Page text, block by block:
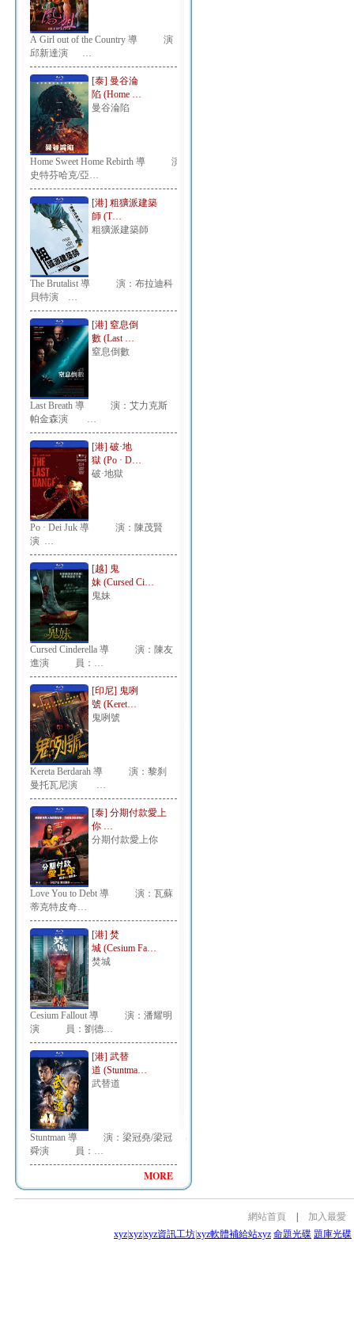
A Girl out of the Country 導 演：
邱新達演 …
[泰] 曼谷淪
陷 (Home …
曼谷淪陷
Home Sweet Home Rebirth 導 演：
史特芬哈克/亞…
[港] 粗獷派建築
師 (T…
粗獷派建築師
The Brutalist 導 演：布拉迪科
貝特演 …
[港] 窒息倒
數 (Last …
窒息倒數
Last Breath 導 演：艾力克斯
帕金森演 …
[港] 破·地
獄 (Po · D…
破·地獄
Po · Dei Juk 導 演：陳茂賢
演 …
[越] 鬼
妹 (Cursed Ci…
鬼妹
Cursed Cinderella 導 演：陳友
進演 員：…
[印尼] 鬼咧
號 (Keret…
鬼咧號
Kereta Berdarah 導 演：黎刹
曼托瓦尼演 …
[泰] 分期付款愛上
你 …
分期付款愛上你
Love You to Debt 導 演：瓦蘇
蒂克特皮奇…
[港] 焚
城 (Cesium Fa…
焚城
Cesium Fallout 導 演：潘耀明
演 員：劉德…
[港] 武替
道 (Stuntma…
武替道
Stuntman 導 演：梁冠堯/梁冠
舜演 員：…
MORE
網站首頁
加入最愛
xyzxyzxyz資訊工坊xyz軟體補給站xyz 命題光碟 題庫光碟